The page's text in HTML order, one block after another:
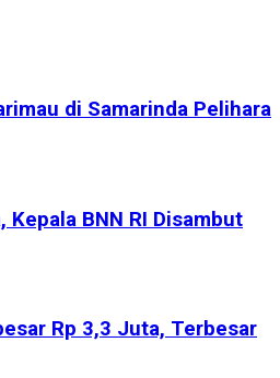
di Samarinda Pelihara
Kepala BNN RI Disambut
Rp 3,3 Juta, Terbesar